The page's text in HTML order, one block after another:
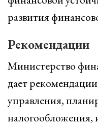
развития
Рекомендации
Министерство
дает
управления,
налогообложения,